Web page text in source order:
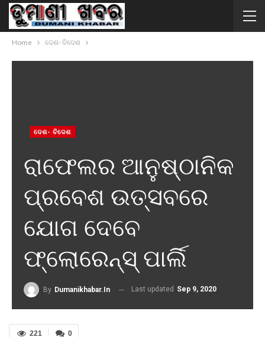
Home ଦେଶ- ବିଦେଶ
ଦେଶ- ବିଦେଶ
ରାଫେଲର ଆନୁଷ୍ଠାନିକ
ପ୍ରବେଶ ଉତ୍ସବରେ
ଯୋଗ ଦେବେ
ଫ୍ଲୋରେନ୍ସ୍ ପାର୍ଲି
By Dumanikhabar.in Last updated Sep 9, 2020
0
221